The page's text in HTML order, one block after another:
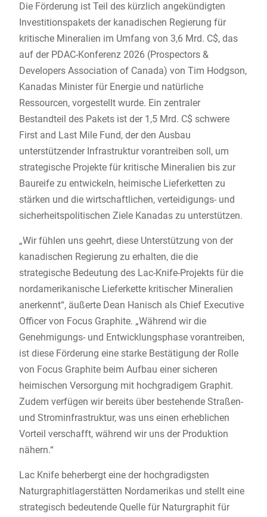
Die Förderung ist Teil des kürzlich angekündigten
Investitionspakets der kanadischen Regierung für
kritische Mineralien im Umfang von 3,6 Mrd. C$, das
auf der PDAC-Konferenz 2026 (Prospectors &
Developers Association of Canada) von Tim Hodgson,
Kanadas Minister für Energie und natürliche
Ressourcen, vorgestellt wurde. Ein zentraler
Bestandteil des Pakets ist der 1,5 Mrd. C$ schwere
First and Last Mile Fund, der den Ausbau
unterstützender Infrastruktur vorantreiben soll, um
strategische Projekte für kritische Mineralien bis zur
Baureife zu entwickeln, heimische Lieferketten zu
stärken und die wirtschaftlichen, verteidigungs- und
sicherheitspolitischen Ziele Kanadas zu unterstützen.
„Wir fühlen uns geehrt, diese Unterstützung von der
kanadischen Regierung zu erhalten, die die
strategische Bedeutung des Lac-Knife-Projekts für die
nordamerikanische Lieferkette kritischer Mineralien
anerkennt“, äußerte Dean Hanisch als Chief Executive
Officer von Focus Graphite. „Während wir die
Genehmigungs- und Entwicklungsphase vorantreiben,
ist diese Förderung eine starke Bestätigung der Rolle
von Focus Graphite beim Aufbau einer sicheren
heimischen Versorgung mit hochgradigem Graphit.
Zudem verfügen wir bereits über bestehende Straßen-
und Strominfrastruktur, was uns einen erheblichen
Vorteil verschafft, während wir uns der Produktion
nähern.“
Lac Knife beherbergt eine der hochgradigsten
Naturgraphitlagerstätten Nordamerikas und stellt eine
strategisch bedeutende Quelle für Naturgraphit für